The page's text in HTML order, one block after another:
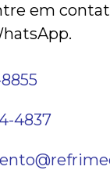
em
4837